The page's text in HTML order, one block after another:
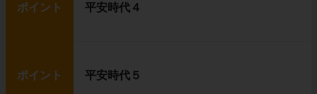
ポイント 平安時代４
ポイント 平安時代５